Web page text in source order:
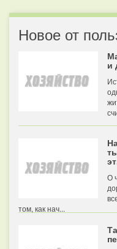
Новое от
и
О
том, как нач...